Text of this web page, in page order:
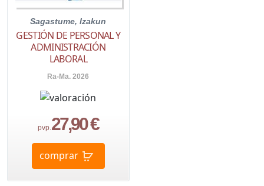
Sagastume, Izakun
GESTIÓN DE PERSONAL Y
ADMINISTRACIÓN
LABORAL
Ra-Ma. 2026
pvp.27,90 €
comprar